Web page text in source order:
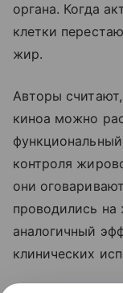
органа. Когда
клетки
жир.
Авторы
киноа можно
контроля
они
проводились на
аналогичный
клинических